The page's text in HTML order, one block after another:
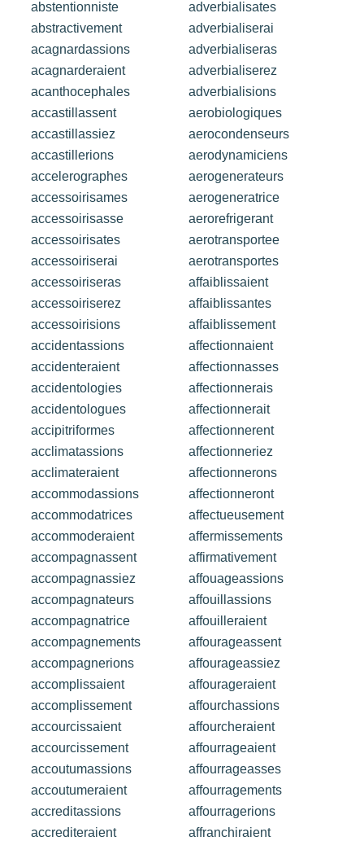
abstentionniste
abstractivement
acagnardassions
acagnarderaient
acanthocephales
accastillassent
accastillassiez
accastillerions
accelerographes
accessoirisames
accessoirisasse
accessoirisates
accessoiriserai
accessoiriseras
accessoiriserez
accessoirisions
accidentassions
accidenteraient
accidentologies
accidentologues
accipitriformes
acclimatassions
acclimateraient
accommodassions
accommodatrices
accommoderaient
accompagnassent
accompagnassiez
accompagnateurs
accompagnatrice
accompagnements
accompagnerions
accomplissaient
accomplissement
accourcissaient
accourcissement
accoutumassions
accoutumeraient
accreditassions
accrediteraient
adverbialisates
adverbialiserai
adverbialiseras
adverbialiserez
adverbialisions
aerobiologiques
aerocondenseurs
aerodynamiciens
aerogenerateurs
aerogeneratrice
aerorefrigerant
aerotransportee
aerotransportes
affaiblissaient
affaiblissantes
affaiblissement
affectionnaient
affectionnasses
affectionnerais
affectionnerait
affectionnerent
affectionneriez
affectionnerons
affectionneront
affectueusement
affermissements
affirmativement
affouageassions
affouillassions
affouilleraient
affourageassent
affourageassiez
affourageraient
affourchassions
affourcheraient
affourrageaient
affourrageasses
affourragements
affourragerions
affranchiraient